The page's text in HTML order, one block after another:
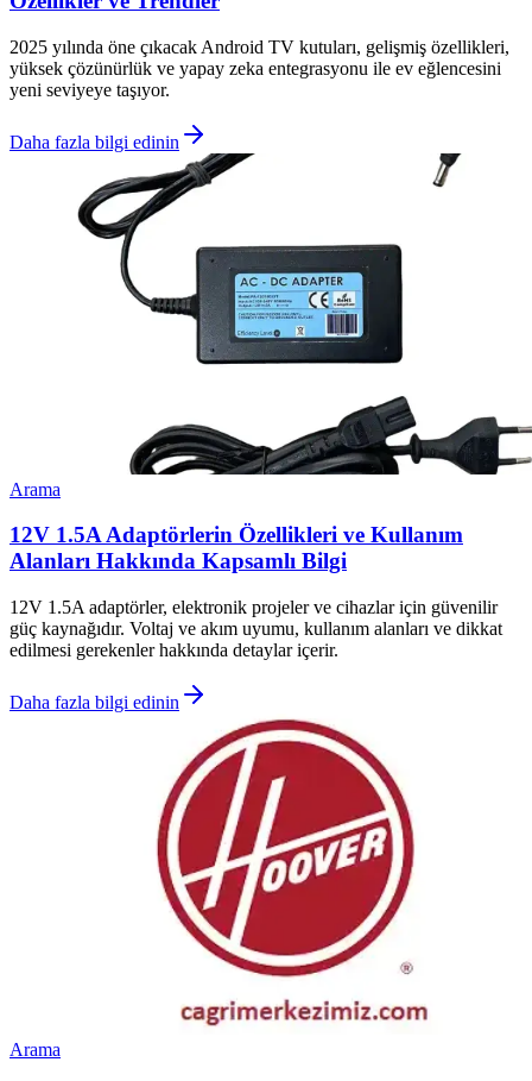
2025 yılında öne çıkacak Android TV kutuları, gelişmiş özellikleri,
yüksek çözünürlük ve yapay zeka entegrasyonu ile ev eğlencesini
yeni seviyeye taşıyor.
Daha fazla bilgi edinin
Arama
12V 1.5A Adaptörlerin Özellikleri ve Kullanım
Alanları Hakkında Kapsamlı Bilgi
12V 1.5A adaptörler, elektronik projeler ve cihazlar için güvenilir
güç kaynağıdır. Voltaj ve akım uyumu, kullanım alanları ve dikkat
edilmesi gerekenler hakkında detaylar içerir.
Daha fazla bilgi edinin
Arama